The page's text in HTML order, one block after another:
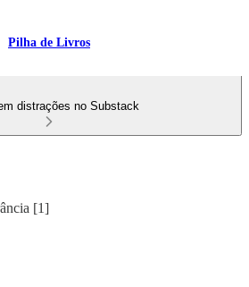
Pilha de Livros
distrações no Substack
[1]